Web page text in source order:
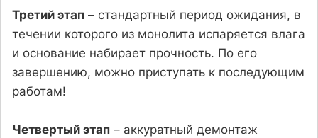
Третий этап – стандартный период ожидания, в
течении которого из монолита испаряется влага
и основание набирает прочность. По его
завершению, можно приступать к последующим
работам!
Четвертый этап – аккуратный демонтаж